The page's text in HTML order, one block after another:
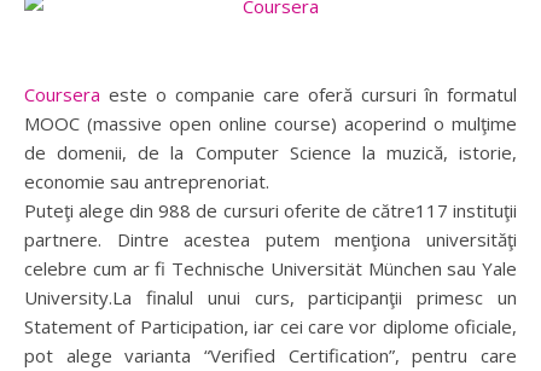
Coursera este o companie care oferă cursuri în formatul
MOOC (massive open online course) acoperind o mulţime
de domenii, de la Computer Science la muzică, istorie,
economie sau antreprenoriat.
Puteţi alege din 988 de cursuri oferite de către117 instituţii
partnere. Dintre acestea putem menţiona universităţi
celebre cum ar fi Technische Universität München sau Yale
University.La finalul unui curs, participanţii primesc un
Statement of Participation, iar cei care vor diplome oficiale,
pot alege varianta “Verified Certification”, pentru care